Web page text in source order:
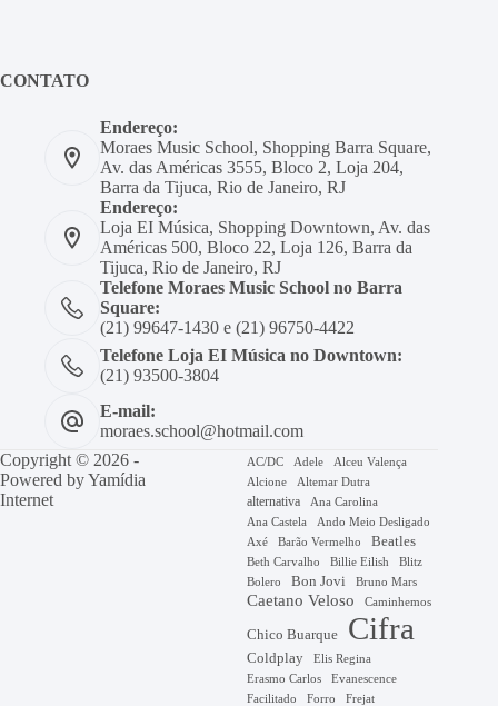
CONTATO
Endereço:
Moraes Music School, Shopping Barra Square,
Av. das Américas 3555, Bloco 2, Loja 204,
Barra da Tijuca, Rio de Janeiro, RJ
Endereço:
Loja EI Música, Shopping Downtown, Av. das
Américas 500, Bloco 22, Loja 126, Barra da
Tijuca, Rio de Janeiro, RJ
Telefone Moraes Music School no Barra
Square:
(21) 99647-1430 e (21) 96750-4422
Telefone Loja EI Música no Downtown:
(21) 93500-3804
E-mail:
moraes.school@hotmail.com
Copyright © 2026 -
Powered byYamídia
Internet
AC/DC Adele
Alceu Valença
Alcione
Altemar Dutra
alternativa
Ana Carolina
Ana Castela
Ando Meio Desligado
Axé Barão Vermelho Beatles
Beth Carvalho Billie Eilish
Blitz
Bolero
Bon Jovi Bruno Mars
Caetano Veloso Caminhemos
Chico Buarque Cifra
Coldplay
Elis Regina
Erasmo Carlos
Evanescence
Facilitado
Forro Frejat